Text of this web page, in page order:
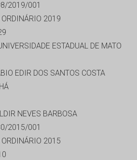
2019/001
ORDINÁRIO 2019
ESTADUAL DE MATO
EDIR DOS SANTOS COSTA
NEVES BARBOSA
2015/001
ORDINÁRIO 2015